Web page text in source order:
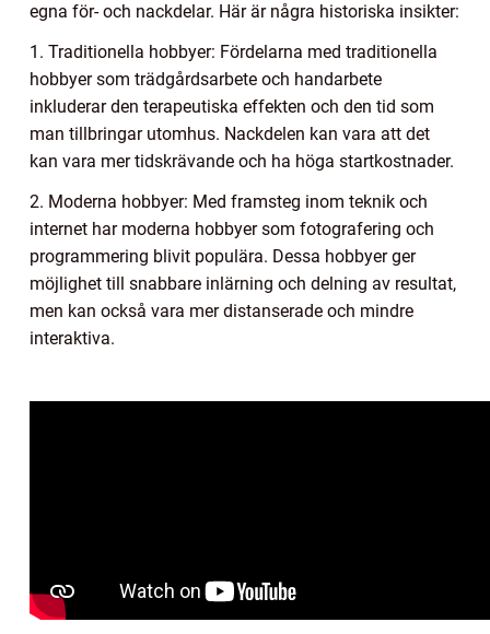
egna för- och nackdelar. Här är några historiska insikter:
1. Traditionella hobbyer: Fördelarna med traditionella
hobbyer som trädgårdsarbete och handarbete
inkluderar den terapeutiska effekten och den tid som
man tillbringar utomhus. Nackdelen kan vara att det
kan vara mer tidskrävande och ha höga startkostnader.
2. Moderna hobbyer: Med framsteg inom teknik och
internet har moderna hobbyer som fotografering och
programmering blivit populära. Dessa hobbyer ger
möjlighet till snabbare inlärning och delning av resultat,
men kan också vara mer distanserade och mindre
interaktiva.